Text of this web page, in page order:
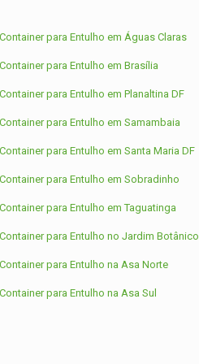
Container para Entulho em Águas Claras
Container para Entulho em Brasília
Container para Entulho em Planaltina DF
Container para Entulho em Samambaia
Container para Entulho em Santa Maria DF
Container para Entulho em Sobradinho
Container para Entulho em Taguatinga
Container para Entulho no Jardim Botânico
Container para Entulho na Asa Norte
Container para Entulho na Asa Sul